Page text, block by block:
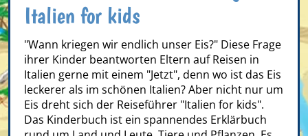
Italien for kids
"Wann kriegen wir endlich unser Eis?" Diese Frage
ihrer Kinder beantworten Eltern auf Reisen in
Italien gerne mit einem "Jetzt", denn wo ist das Eis
leckerer als im schönen Italien? Aber nicht nur um
Eis dreht sich der Reiseführer "Italien for kids".
Das Kinderbuch ist ein spannendes Erklärbuch